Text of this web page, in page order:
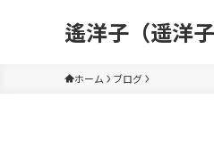
遙洋子（遥洋
ホーム ブログ